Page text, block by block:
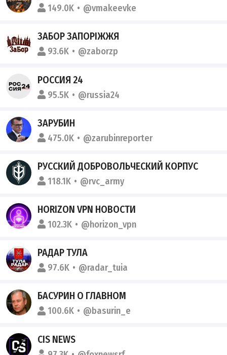
149.0K @vmakeevke
ЗАБОР ЗАПОРІЖЖЯ
93.6K @zaborzp
РОССИЯ 24
95.5K @russia24
ЗАРУБИН
475.0K @zarubinreporter
РУССКИЙ ДОБРОВОЛЬЧЕСКИЙ КОРПУС
118.1K @rvc_army
HORIZON VPN НОВОСТИ
102.3K @horizon_vpn
РАДАР ТУЛА
97.6K @radar_tuia
БАСУРИН О ГЛАВНОМ
100.6K @basurin_e
CIS NEWS